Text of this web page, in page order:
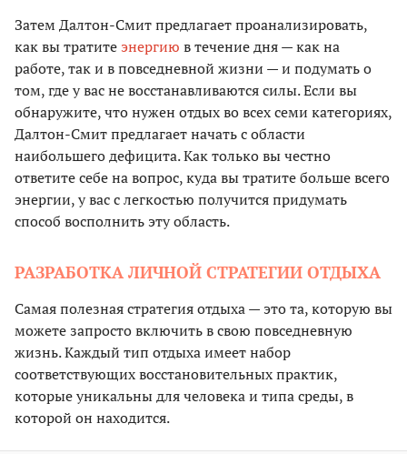
Затем Далтон-Смит предлагает проанализировать,
как вы тратитеэнергию в течение дня — как на
работе, так и в повседневной жизни — и подумать о
том, где у вас не восстанавливаются силы. Если вы
обнаружите, что нужен отдых во всех семи категориях,
Далтон-Смит предлагает начать с области
наибольшего дефицита. Как только вы честно
ответите себе на вопрос, куда вы тратите больше всего
энергии, у вас с легкостью получится придумать
способ восполнить эту область.
РАЗРАБОТКА ЛИЧНОЙ СТРАТЕГИИ ОТДЫХА
Самая полезная стратегия отдыха — это та, которую вы
можете запросто включить в свою повседневную
жизнь. Каждый тип отдыха имеет набор
соответствующих восстановительных практик,
которые уникальны для человека и типа среды, в
которой он находится.